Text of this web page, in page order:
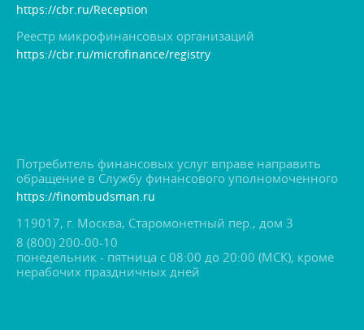
https://cbr.ru/Reception
Реестр микрофинансовых организаций
https://cbr.ru/microfinance/registry
Потребитель финансовых услуг вправе направить
обращение в Службу финансового уполномоченного
https://finombudsman.ru
119017, г. Москва, Старомонетный пер., дом 3
8 (800) 200-00-10
понедельник - пятница с 08:00 до 20:00 (МСК), кроме
нерабочих праздничных дней